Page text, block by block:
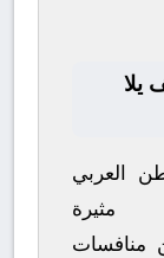
يلا
العربي
منافسات